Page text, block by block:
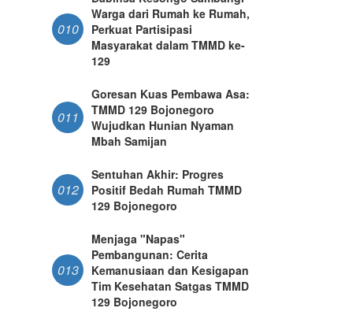
010
Warga dari Rumah ke Rumah,
Perkuat Partisipasi
Masyarakat dalam TMMD ke-
129
011
Goresan Kuas Pembawa Asa:
TMMD 129 Bojonegoro
Wujudkan Hunian Nyaman
Mbah Samijan
012
Sentuhan Akhir: Progres
Positif Bedah Rumah TMMD
129 Bojonegoro
013
Menjaga "Napas"
Pembangunan: Cerita
Kemanusiaan dan Kesigapan
Tim Kesehatan Satgas TMMD
129 Bojonegoro